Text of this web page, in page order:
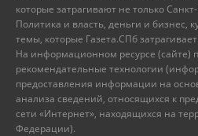
которые затрагивают не только
Политика и власть, деньги и бизнес,
темы, которые Газета.СПб
На информационном ресурсе (сайте)
рекомендательные технологии
предоставления информации на
анализа сведений, относящихся к
сети «Интернет», находящихся на
Федерации).